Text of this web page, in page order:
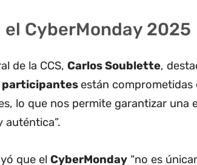
el CyberMonday 2025
de la CCS, Carlos Soublette,
participantes están
lo que nos permite garantizar una
auténtica”.
que el CyberMonday “no es